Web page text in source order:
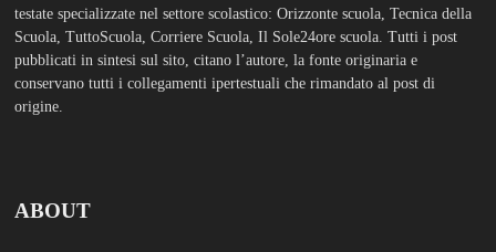
testate specializzate nel settore scolastico: Orizzonte scuola, Tecnica della
Scuola, TuttoScuola, Corriere Scuola, Il Sole24ore scuola. Tutti i post
pubblicati in sintesi sul sito, citano l’autore, la fonte originaria e
conservano tutti i collegamenti ipertestuali che rimandato al post di
origine.
ABOUT